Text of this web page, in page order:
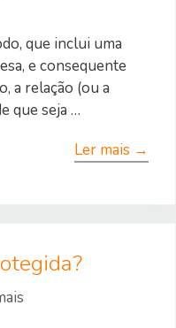
que inclui uma
e consequente
a relação (ou a
que seja …
Ler mais →